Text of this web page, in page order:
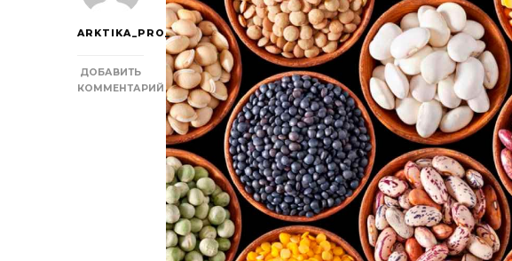
ARKTIKA_PRO_
ДОБАВИТЬ
КОММЕНТАРИЙ
СОДЕРЖАНИЮ
РАСТИТЕЛЬНЫХ
ПРОДУКТОВ